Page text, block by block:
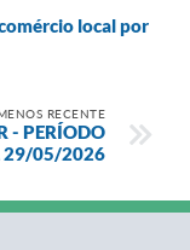
local por
RECENTE
- PERÍODO
05/2026